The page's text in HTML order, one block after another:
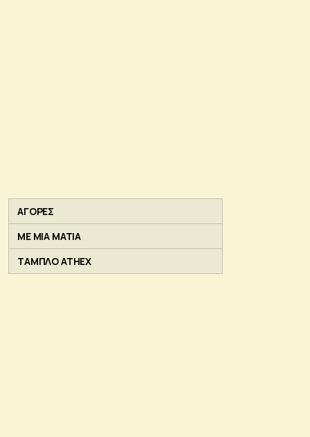
ΑΓΟΡΕΣ
ΜΕ ΜΙΑ ΜΑΤΙΑ
ΤΑΜΠΛΟ ATHEX